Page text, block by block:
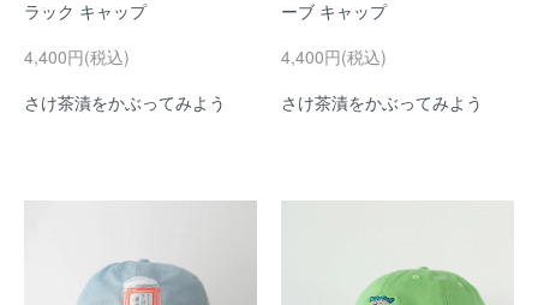
ラック キャップ
4,400円(税込)
さけ茶漬をかぶってみよう
ーブ キャップ
4,400円(税込)
さけ茶漬をかぶってみよう